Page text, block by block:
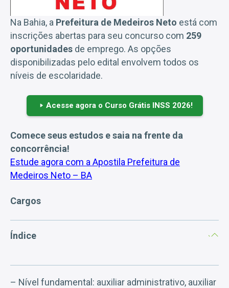
Na Bahia, a Prefeitura de Medeiros Neto está com
inscrições abertas para seu concurso com 259
oportunidades de emprego. As opções
disponibilizadas pelo edital envolvem todos os
níveis de escolaridade.
Acesse agora o Curso Grátis INSS 2026!
Comece seus estudos e saia na frente da
concorrência!
Estude agora com a Apostila Prefeitura de
Medeiros Neto – BA
Cargos
Índice
– Nível fundamental: auxiliar administrativo, auxiliar